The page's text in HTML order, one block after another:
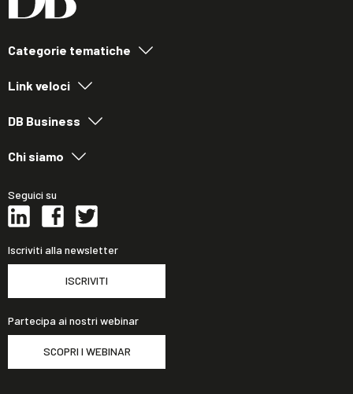
Categorie tematiche
Link veloci
DB Business
Chi siamo
Seguici su
Iscriviti alla newsletter
ISCRIVITI
Partecipa ai nostri webinar
SCOPRI I WEBINAR